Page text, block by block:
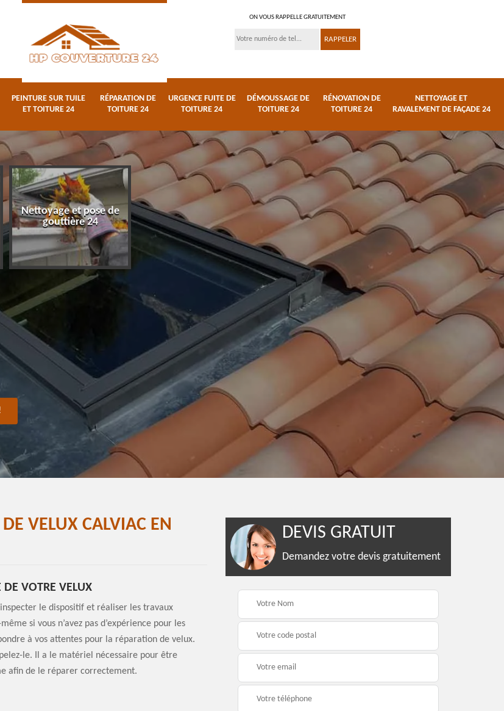
ON VOUS RAPPELLE GRATUITEMENT
PEINTURE SUR TUILE
ET TOITURE 24
RÉPARATION DE
TOITURE 24
URGENCE FUITE DE
TOITURE 24
DÉMOUSSAGE DE
TOITURE 24
RÉNOVATION DE
TOITURE 24
NETTOYAGE ET
RAVALEMENT DE FAÇADE 24
Nettoyage et pose de
gouttière 24
Peinture sur tuile et
toiture 24
Réparation de toiture
Urgence fuite de
toiture 24
VELUX CALVIAC EN
DE VOTRE VELUX
le dispositif et réaliser les travaux
si vous n’avez pas d’expérience pour les
à vos attentes pour la réparation de velux.
le. Il a le matériel nécessaire pour être
afin de le réparer correctement.
DEVIS GRATUIT
Demandez votre devis gratuitement